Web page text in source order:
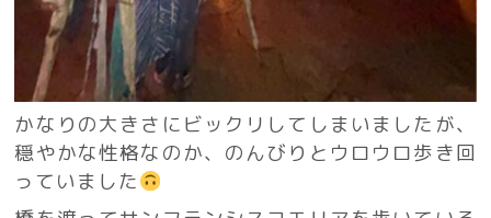
かなりの大きさにビックリしてしまいましたが、
穏やかな性格なのか、のんびりとウロウロ歩き回
っていました